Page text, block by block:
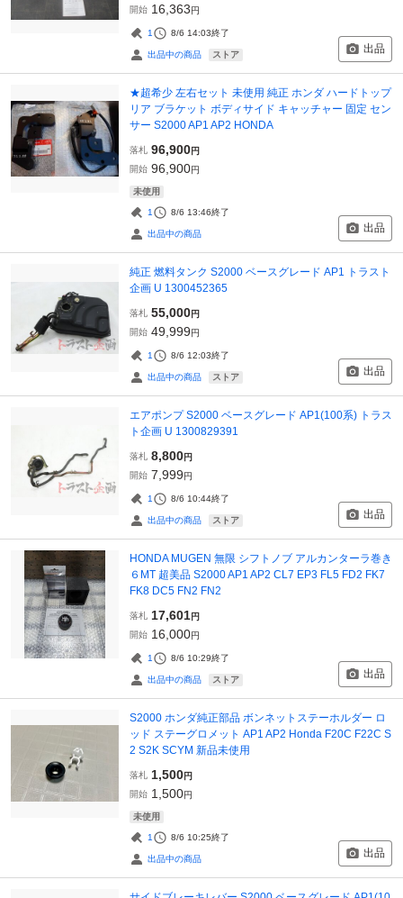
開始 16,363円
1 8/6 14:03終了
出品中の商品 ストア 出品
★超希少 左右セット 未使用 純正 ホンダ ハードトップ
リア ブラケット ボディサイド キャッチャー 固定 セン
サー S2000 AP1 AP2 HONDA
落札 96,900円
開始 96,900円
未使用
1 8/6 13:46終了
出品中の商品 出品
純正 燃料タンク S2000 ベースグレード AP1 トラスト
企画 U 1300452365
落札 55,000円
開始 49,999円
1 8/6 12:03終了
出品中の商品 ストア 出品
エアポンプ S2000 ベースグレード AP1(100系) トラス
ト企画 U 1300829391
落札 8,800円
開始 7,999円
1 8/6 10:44終了
出品中の商品 ストア 出品
HONDA MUGEN 無限 シフトノブ アルカンターラ巻き
６MT 超美品 S2000 AP1 AP2 CL7 EP3 FL5 FD2 FK7
FK8 DC5 FN2 FN2
落札 17,601円
開始 16,000円
1 8/6 10:29終了
出品中の商品 ストア 出品
S2000 ホンダ純正部品 ボンネットステーホルダー ロ
ッド ステーグロメット AP1 AP2 Honda F20C F22C S
2 S2K SCYM 新品未使用
落札 1,500円
開始 1,500円
未使用
1 8/6 10:25終了
出品中の商品 出品